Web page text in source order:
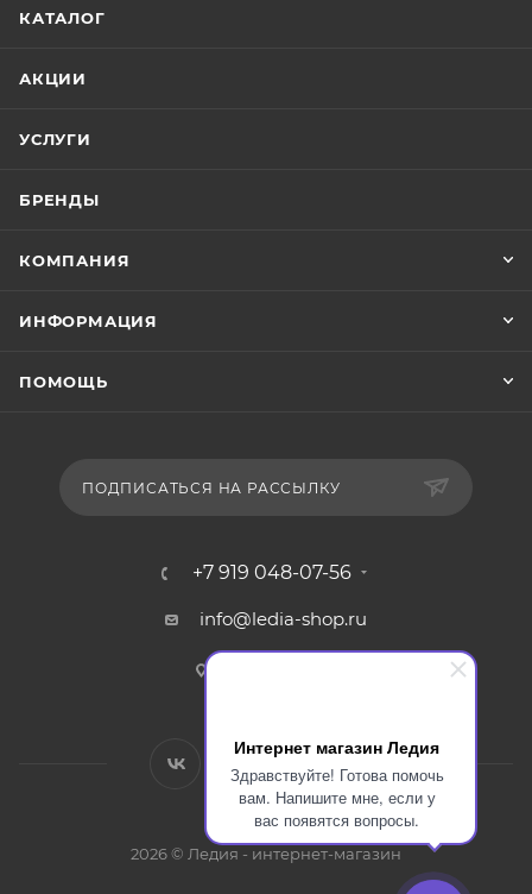
Интернет магазин Ледия
Здравствуйте! Готова помочь
вам. Напишите мне, если у
вас появятся вопросы.
КАТАЛОГ
АКЦИИ
УСЛУГИ
БРЕНДЫ
КОМПАНИЯ
ИНФОРМАЦИЯ
ПОМОЩЬ
ПОДПИСАТЬСЯ НА РАССЫЛКУ
+7 919 048-07-56
info@ledia-shop.ru
2026 © Ледия - интернет-магазин